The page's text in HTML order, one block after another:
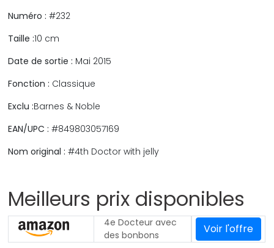
Numéro : #232
Taille :10 cm
Date de sortie : Mai 2015
Fonction : Classique
Exclu :Barnes & Noble
EAN/UPC : #849803057169
Nom original : #4th Doctor with jelly
Meilleurs prix disponibles
4e Docteur avec
des bonbons
Voir l'offre